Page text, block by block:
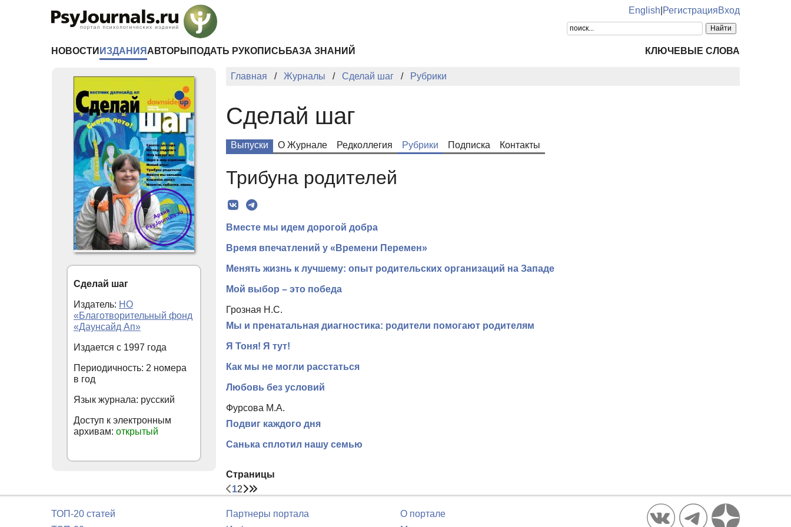
English РегистрацияВход
НОВОСТИ ИЗДАНИЯ АВТОРЫ ПОДАТЬ РУКОПИСЬ БАЗА ЗНАНИЙ КЛЮЧЕВЫЕ СЛОВА
Главная Журналы Сделай шаг Рубрики
Сделай шаг
Выпуски О Журнале Редколлегия Рубрики Подписка Контакты
Трибуна родителей
Вместе мы идем дорогой добра
Время впечатлений у «Времени Перемен»
Менять жизнь к лучшему: опыт родительских организаций на Западе
Мой выбор – это победа
Грозная Н.С.
Мы и пренатальная диагностика: родители помогают родителям
Я Тоня! Я тут!
Как мы не могли расстаться
Любовь без условий
Фурсова М.А.
Подвиг каждого дня
Санька сплотил нашу семью
Страницы
12
Сделай шаг
Издатель: НО
«Благотворительный фонд
«Даунсайд Ап»
Издается с 1997 года
Периодичность: 2 номера
в год
Язык журнала: русский
Доступ к электронным
архивам: открытый
ТОП-20 статей
Партнеры портала
О портале